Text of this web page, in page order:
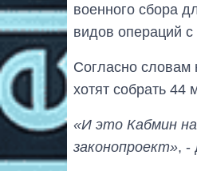
военного сбора
видов операций
Согласно словам
хотят собрать 44
«И это Кабмин
законопроект», -